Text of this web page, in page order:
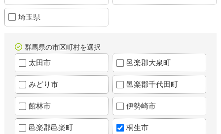
埼玉県
群馬県の市区町村を選択
太田市 邑楽郡大泉町
みどり市 邑楽郡千代田町
館林市 伊勢崎市
邑楽郡邑楽町 桐生市